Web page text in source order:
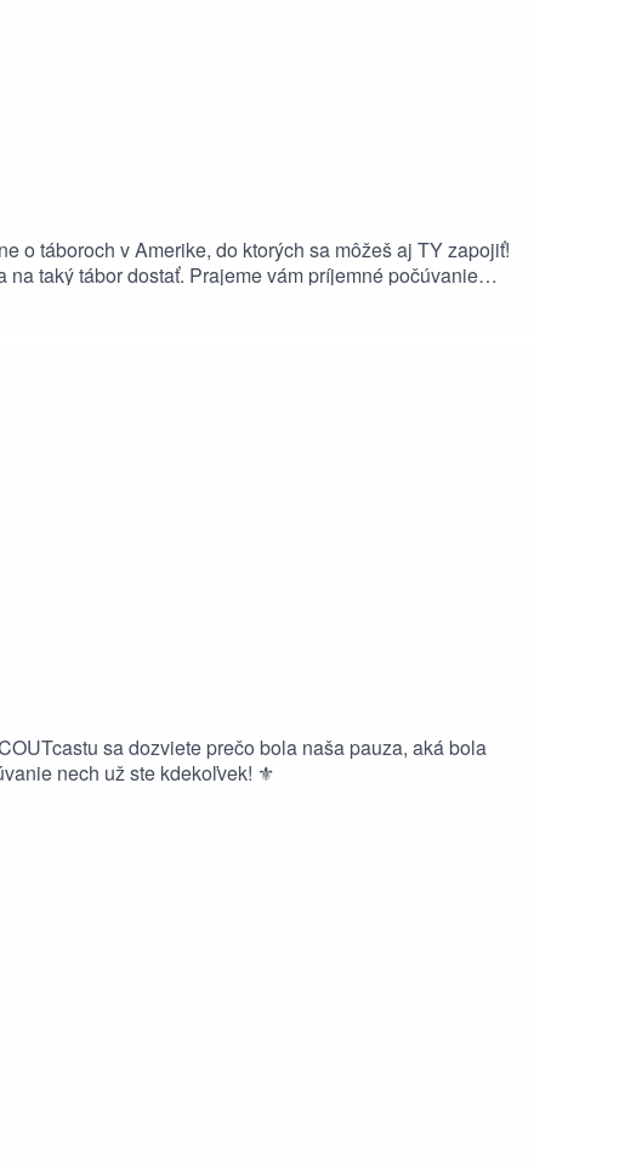
o táboroch v Amerike, do ktorých sa môžeš aj TY zapojiť!
taký tábor dostať. Prajeme vám príjemné počúvanie
sa dozviete prečo bola naša pauza, aká bola
nech už ste kdekoľvek! ⚜️